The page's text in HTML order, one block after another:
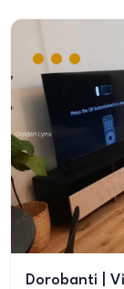
Dorobanti |